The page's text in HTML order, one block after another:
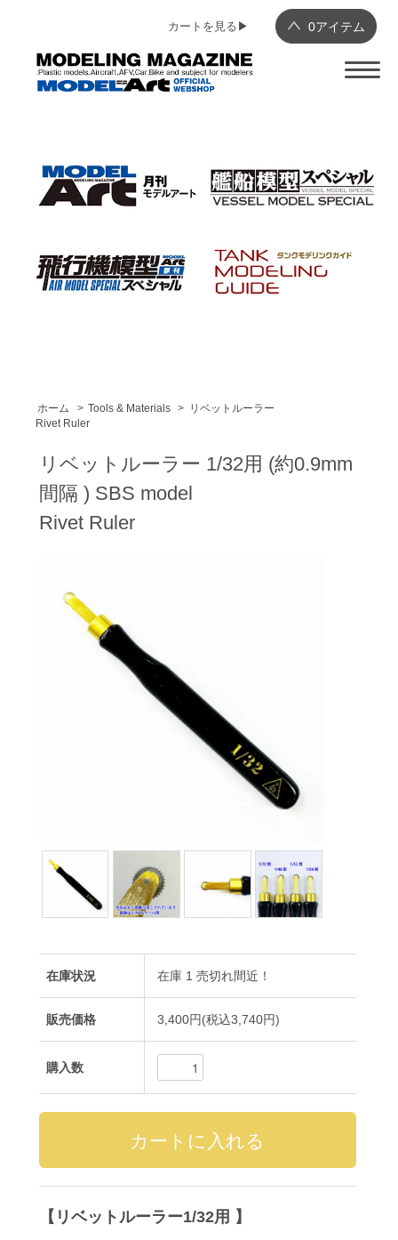
0アイテム
カートを見る▶︎
ホーム > Tools & Materials > リベットルーラー
Rivet Ruler
リベットルーラー 1/32用 (約0.9mm
間隔 ) SBS model
Rivet Ruler
在庫状況 在庫 1 売切れ間近！
販売価格 3,400円(税込3,740円)
購入数
【リベットルーラー1/32用 】